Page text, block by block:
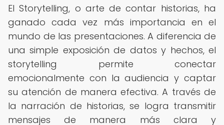
El Storytelling, o arte de contar historias, ha
ganado cada vez más importancia en el
mundo de las presentaciones. A diferencia de
una simple exposición de datos y hechos, el
storytelling permite conectar
emocionalmente con la audiencia y captar
su atención de manera efectiva. A través de
la narración de historias, se logra transmitir
mensajes de manera más clara y